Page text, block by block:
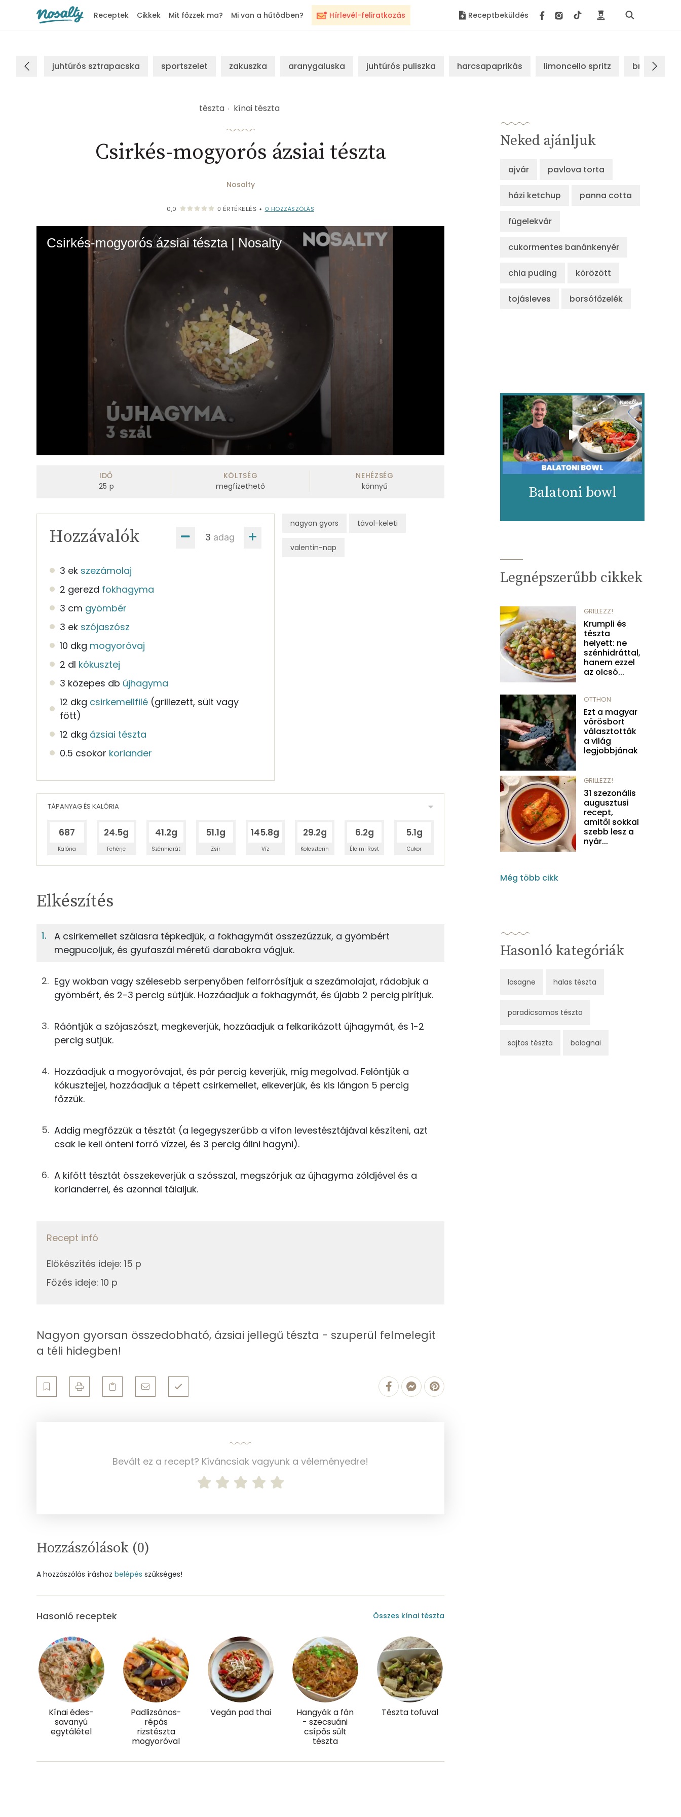
Hírlevél-feliratkozás
Receptek Cikkek Mit főzzek ma? Mi van a hűtődben? Receptbeküldés
juhtúrós sztrapacska sportszelet zakuszka aranygaluska juhtúrós puliszka harcsapaprikás limoncello spritz brassói
tészta kínai tészta
Csirkés-mogyorós ázsiai tészta
Nosalty
0,0 0 ÉRTÉKELÉS • 0 HOZZÁSZÓLÁS
Csirkés-mogyorós ázsiai tészta | Nosalty
IDŐ
25 p
KÖLTSÉG
megfizethető
NEHÉZSÉG
könnyű
adag
Hozzávalók
3 ek szezámolaj
2 gerezd fokhagyma
3 cm gyömbér
3 ek szójaszósz
10 dkg mogyoróvaj
2 dl kókusztej
3 közepes db újhagyma
12 dkg csirkemellfilé (grillezett, sült vagy
főtt)
12 dkg ázsiai tészta
0.5 csokor koriander
nagyon gyors távol-keleti
valentin-nap
TÁPANYAG ÉS KALÓRIA
687
Kalória
24.5g
Fehérje
41.2g
Szénhidrát
51.1g
Zsír
145.8g
Víz
29.2g
Koleszterin
6.2g
Élelmi Rost
5.1g
Cukor
10gszezámolaj
2g fokhagyma
3 kcal
6g gyömbér
5 kcal
10g szójaszósz
6 kcal
33gmogyoróvaj
67gkókusztej
131 kcal
92g újhagyma
18 kcal
40g ázsiai tészta
TÁPANYAGTARTALOM
9%
Fehérje
16%
19%
Zsír
TOP ásványi anyagok
Kálcium
TOP vitaminok
E vitamin:
Összesen 24.5 g
Ásványi anyagok
Összesen
1528.1 g
Cink
2 mg
Nátrium
Szénhidrát
Összesen
41.2 g
Cukor
5 mg
Élelmi rost
6 mg
Víz
Elkészítés
A csirkemellet szálasra tépkedjük, a fokhagymát összezúzzuk, a gyömbért
megpucoljuk, és gyufaszál méretű darabokra vágjuk.
Egy wokban vagy szélesebb serpenyőben felforrósítjuk a szezámolajat, rádobjuk a
gyömbért, és 2-3 percig sütjük. Hozzáadjuk a fokhagymát, és újabb 2 percig pirítjuk.
Ráöntjük a szójaszószt, megkeverjük, hozzáadjuk a felkarikázott újhagymát, és 1-2
percig sütjük.
Hozzáadjuk a mogyoróvajat, és pár percig keverjük, míg megolvad. Felöntjük a
kókusztejjel, hozzáadjuk a tépett csirkemellet, elkeverjük, és kis lángon 5 percig
főzzük.
Addig megfőzzük a tésztát (a legegyszerűbb a vifon levestésztájával készíteni, azt
csak le kell önteni forró vízzel, és 3 percig állni hagyni).
A kifőtt tésztát összekeverjük a szósszal, megszórjuk az újhagyma zöldjével és a
korianderrel, és azonnal tálaljuk.
Recept infó
Előkészítés ideje: 15 p
Főzés ideje: 10 p
Nagyon gyorsan összedobható, ázsiai jellegű tészta - szuperül felmelegít
a téli hidegben!
Bevált ez a recept? Kíváncsiak vagyunk a véleményedre!
Hozzászólások (0)
A hozzászólás íráshoz belépés szükséges!
Hasonló receptek Összes kínai tészta
Kínai édes-
savanyú
egytálétel
Padlizsános-
répás
rizstészta
mogyoróval
Vegán pad thai
Hangyák a fán
- szecsuáni
csípős sült
tészta
Tészta tofuval
Neked ajánljuk
ajvár pavlova torta
házi ketchup panna cotta
fügelekvár
cukormentes banánkenyér
chia puding körözött
tojásleves borsófőzelék
Balatoni bowl
Legnépszerűbb cikkek
GRILLEZZ!
Krumpli és
tészta
helyett: ne
szénhidráttal,
hanem ezzel
az olcsó...
OTTHON
Ezt a magyar
vörösbort
választották
a világ
legjobbjának
GRILLEZZ!
31 szezonális
augusztusi
recept,
amitől sokkal
szebb lesz a
nyár...
Még több cikk
Hasonló kategóriák
lasagne halas tészta
paradicsomos tészta
sajtos tészta bolognai